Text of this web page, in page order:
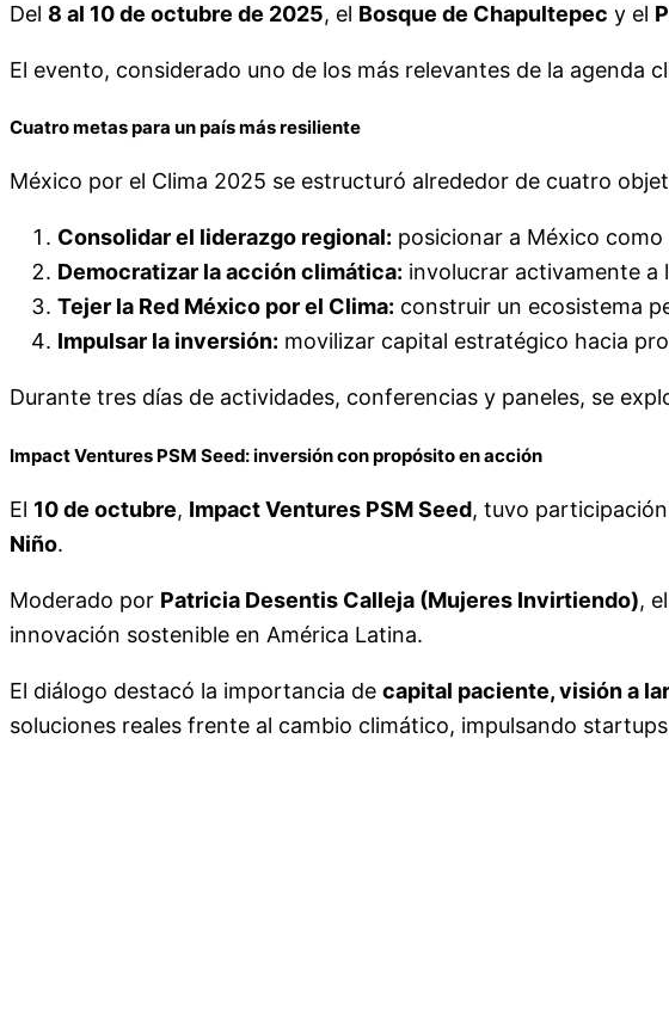
Del 8 al 10 de octubre de 2025, el Bosque de Chapultepec y el
El evento, considerado uno de los más relevantes de la agenda
Cuatro metas para un país más resiliente
México por el Clima 2025 se estructuró alrededor de cuatro
Consolidar el liderazgo regional: posicionar a México
Democratizar la acción climática: involucrar activamente a
Tejer la Red México por el Clima: construir un ecosistema
Impulsar la inversión: movilizar capital estratégico hacia
Durante tres días de actividades, conferencias y paneles, se
Impact Ventures PSM Seed: inversión con propósito en acción
El 10 de octubre, Impact Ventures PSM Seed, tuvo
Niño.
Moderado por Patricia Desentis Calleja (Mujeres Invirtiendo),
innovación sostenible en América Latina.
El diálogo destacó la importancia de capital paciente, visión a
soluciones reales frente al cambio climático, impulsando